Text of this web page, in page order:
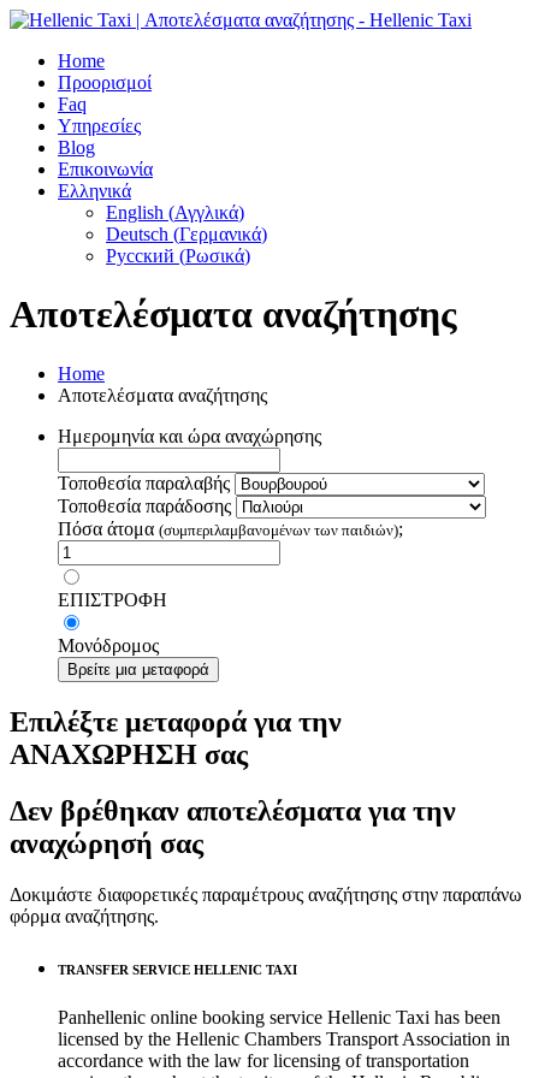
Home
Προορισμοί
Faq
Υπηρεσίες
Blog
Επικοινωνία
Ελληνικά
English (Αγγλικά)
Deutsch (Γερμανικά)
Русский (Ρωσικά)
Αποτελέσματα αναζήτησης
Home
Αποτελέσματα αναζήτησης
Ημερομηνία και ώρα αναχώρησης
Τοποθεσία παραλαβής
Τοποθεσία παράδοσης
Πόσα άτομα (συμπεριλαμβανομένων των παιδιών);
ΕΠΙΣΤΡΟΦΗ
Μονόδρομος
Βρείτε μια μεταφορά
Επιλέξτε μεταφορά για την
ΑΝΑΧΩΡΗΣΗ σας
Δεν βρέθηκαν αποτελέσματα για την
αναχώρησή σας
Δοκιμάστε διαφορετικές παραμέτρους αναζήτησης στην παραπάνω
φόρμα αναζήτησης.
TRANSFER SERVICE HELLENIC TAXI
Panhellenic online booking service Hellenic Taxi has been
licensed by the Hellenic Chambers Transport Association in
accordance with the law for licensing of transportation